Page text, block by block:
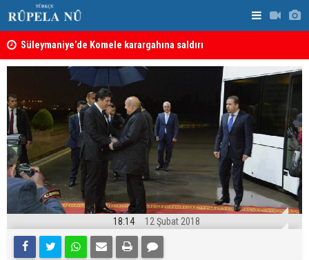
Süleymaniye’de Komele karargahına saldırı
sonuçlar
18:14 12 Şubat 2018